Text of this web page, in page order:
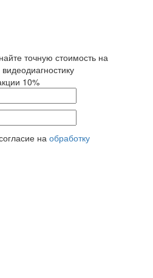
точную стоимость на
10%
на обработку